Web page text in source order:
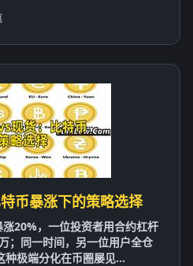
币暴涨下的策略选择
20%，一位投资者用合约杠杆
；同一时间，另一位用户全仓
极端分化在币圈屡见...